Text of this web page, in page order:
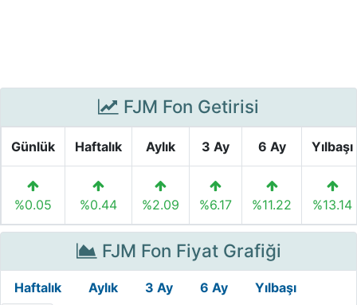
FJM Fon Getirisi
Günlük Haftalık Aylık 3 Ay 6 Ay Yılbaşı
%0.05 %0.44 %2.09 %6.17 %11.22 %13.14
FJM Fon Fiyat Grafiği
Haftalık Aylık 3 Ay 6 Ay Yılbaşı